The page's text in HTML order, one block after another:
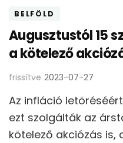
BELFÖLD
Augusztustól 15
a kötelező
frissítve 2023-07-27
Az infláció
ezt szolgálták az
kötelező akciózás is,